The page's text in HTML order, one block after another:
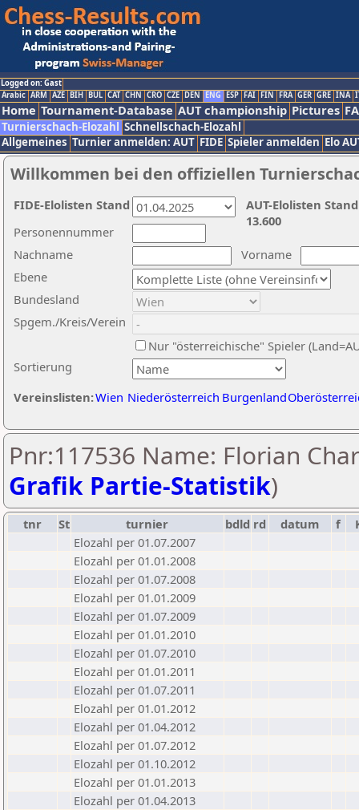
Logged on: Gast
Arabic ARM AZE BIH BUL CAT CHN CRO CZE DEN ENG ESP FAI FIN FRA GER GRE INA
Home Tournament-Database AUT championship Pictures
Turnierschach-Elozahl Schnellschach-Elozahl
Allgemeines Turnier anmelden: AUT FIDE Spieler anmelden Elo
Willkommen bei den offiziellen
Nachname
Vorname
Ebene
Sortierung
Personennummer
Bundesland
Spgem./Kreis/Verein
Nur "österreichische" Spieler
Vereinslisten:Wien Niederösterreich Burgenland
AUT-Elolisten
13.600
FIDE-Elolisten Stand
Pnr:117536 Name: Florian
Grafik Partie-Statistik)
tnr St turnier bdld rd datum f
Elozahl per 01.07.2007
Elozahl per 01.01.2008
Elozahl per 01.07.2008
Elozahl per 01.01.2009
Elozahl per 01.07.2009
Elozahl per 01.01.2010
Elozahl per 01.07.2010
Elozahl per 01.01.2011
Elozahl per 01.07.2011
Elozahl per 01.01.2012
Elozahl per 01.04.2012
Elozahl per 01.07.2012
Elozahl per 01.10.2012
Elozahl per 01.01.2013
Elozahl per 01.04.2013